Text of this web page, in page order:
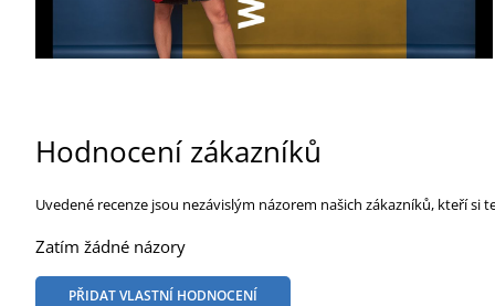
Hodnocení zákazníků
Uvedené recenze jsou nezávislým názorem našich zákazníků, kteří
Zatím žádné názory
PŘIDAT VLASTNÍ HODNOCENÍ